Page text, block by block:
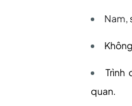
Nam,
Trình
quan.